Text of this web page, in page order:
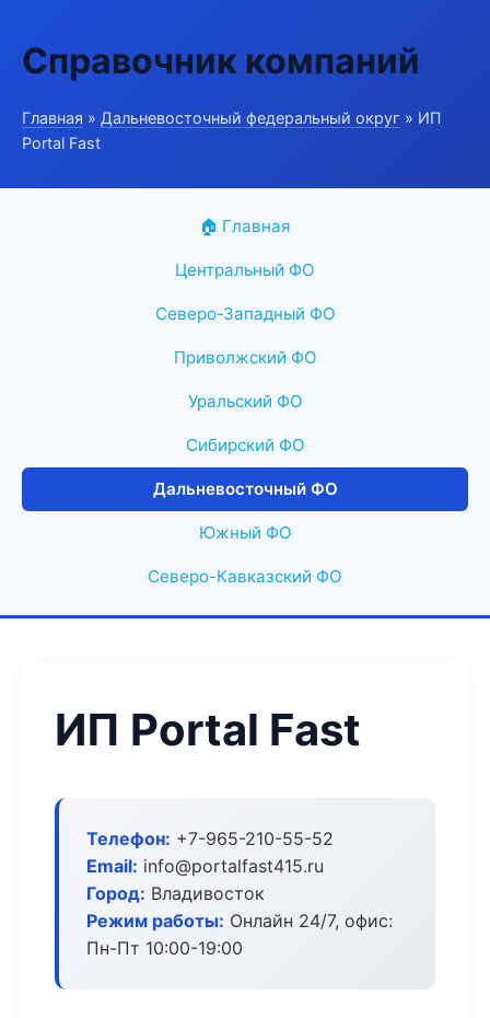
Справочник компаний
Главная » Дальневосточный федеральный округ » ИП
Portal Fast
🏠 Главная
Центральный ФО
Северо-Западный ФО
Приволжский ФО
Уральский ФО
Сибирский ФО
Дальневосточный ФО
Южный ФО
Северо-Кавказский ФО
ИП Portal Fast
Телефон: +7-965-210-55-52
Email: info@portalfast415.ru
Город: Владивосток
Режим работы: Онлайн 24/7, офис:
Пн-Пт 10:00-19:00